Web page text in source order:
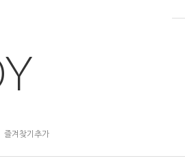
즐겨찾기추가